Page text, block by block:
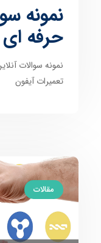
نمونه
حرفه
نمونه سوالات
تعمیرات آیفون
مقالات